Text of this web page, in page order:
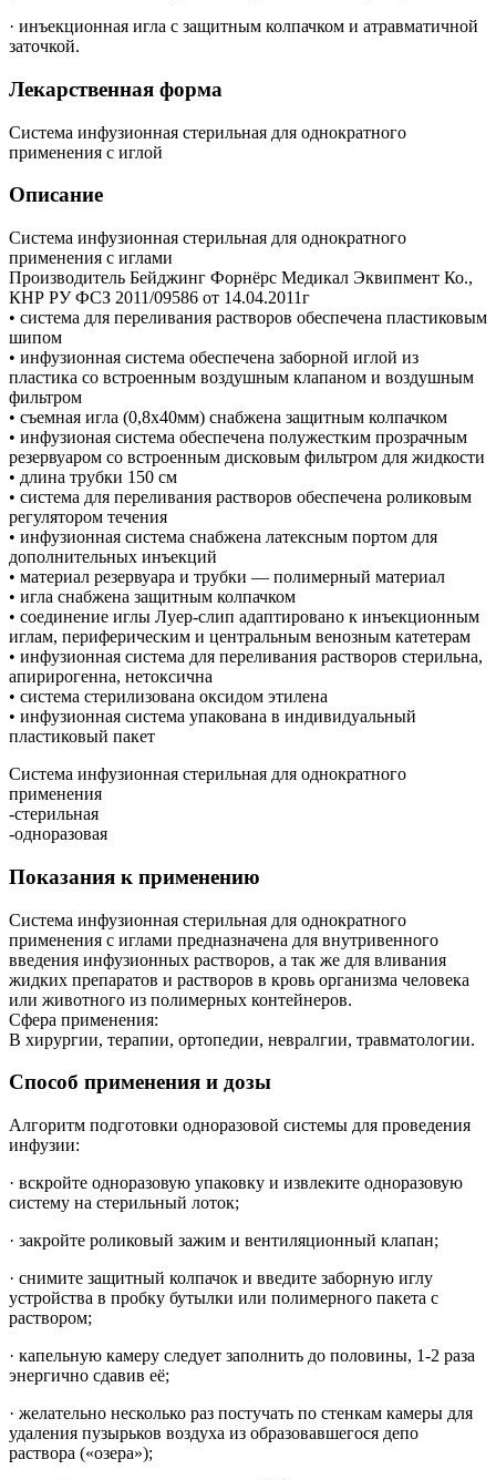
· инъекционная игла с защитным колпачком и атравматичной
заточкой.
Лекарственная форма
Система инфузионная стерильная для однократного
применения с иглой
Описание
Система инфузионная стерильная для однократного
применения с иглами
Производитель Бейджинг Форнёрс Медикал Эквипмент Ко.,
КНР РУ ФСЗ 2011/09586 от 14.04.2011г
• система для переливания растворов обеспечена пластиковым
шипом
• инфузионная система обеспечена заборной иглой из
пластика со встроенным воздушным клапаном и воздушным
фильтром
• съемная игла (0,8х40мм) снабжена защитным колпачком
• инфузионая система обеспечена полужестким прозрачным
резервуаром со встроенным дисковым фильтром для жидкости
• длина трубки 150 см
• система для переливания растворов обеспечена роликовым
регулятором течения
• инфузионная система снабжена латексным портом для
дополнительных инъекций
• материал резервуара и трубки — полимерный материал
• игла снабжена защитным колпачком
• соединение иглы Луер-слип адаптировано к инъекционным
иглам, периферическим и центральным венозным катетерам
• инфузионная система для переливания растворов cтерильна,
апирирогенна, нетоксична
• система cтерилизована оксидом этилена
• инфузионная система упакована в индивидуальный
пластиковый пакет
Система инфузионная стерильная для однократного
применения
-стерильная
-одноразовая
Показания к применению
Система инфузионная стерильная для однократного
применения с иглами предназначена для внутривенного
введения инфузионных растворов, а так же для вливания
жидких препаратов и растворов в кровь организма человека
или животного из полимерных контейнеров.
Сфера применения:
В хирургии, терапии, ортопедии, невралгии, травматологии.
Способ применения и дозы
Алгоритм подготовки одноразовой системы для проведения
инфузии:
· вскройте одноразовую упаковку и извлеките одноразовую
систему на стерильный лоток;
· закройте роликовый зажим и вентиляционный клапан;
· снимите защитный колпачок и введите заборную иглу
устройства в пробку бутылки или полимерного пакета с
раствором;
· капельную камеру следует заполнить до половины, 1-2 раза
энергично сдавив её;
· желательно несколько раз постучать по стенкам камеры для
удаления пузырьков воздуха из образовавшегося депо
раствора («озера»);